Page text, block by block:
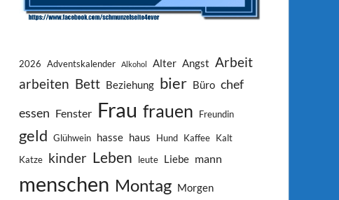
2026 Adventskalender Alkohol Alter Angst Arbeit
arbeiten Bett Beziehung bier Büro chef
essen Fenster Frau frauen Freundin
geld Glühwein hasse haus Hund Kaffee Kalt
Katze kinder Leben leute Liebe mann
menschen Montag Morgen